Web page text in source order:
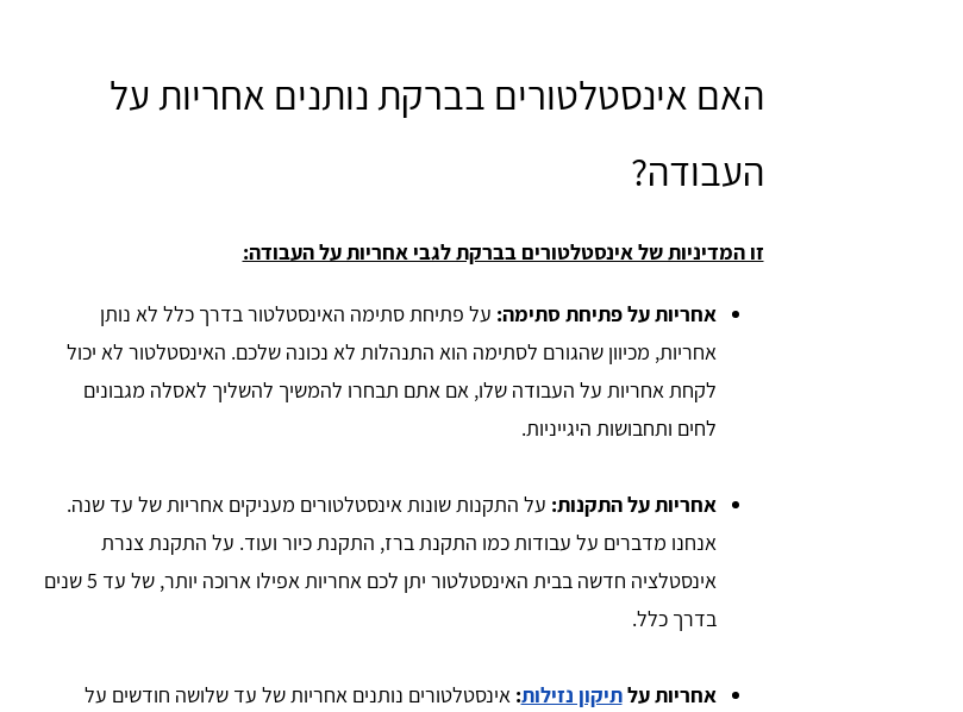
האם אינסטלטורים בברקת נותנים אחריות על
העבודה?
זו המדיניות של אינסטלטורים בברקת לגבי אחריות על העבודה:
אחריות על פתיחת סתימה: על פתיחת סתימה האינסטלטור בדרך כלל לא נותן
אחריות, מכיוון שהגורם לסתימה הוא התנהלות לא נכונה שלכם. האינסטלטור לא יכול
לקחת אחריות על העבודה שלו, אם אתם תבחרו להמשיך להשליך לאסלה מגבונים
לחים ותחבושות היגייניות.
אחריות על התקנות: על התקנות שונות אינסטלטורים מעניקים אחריות של עד שנה.
אנחנו מדברים על עבודות כמו התקנת ברז, התקנת כיור ועוד. על התקנת צנרת
אינסטלציה חדשה בבית האינסטלטור יתן לכם אחריות אפילו ארוכה יותר, של עד 5 שנים
בדרך כלל.
אחריות עלתיקון נזילות:אינסטלטורים נותנים אחריות של עד שלושה חודשים על